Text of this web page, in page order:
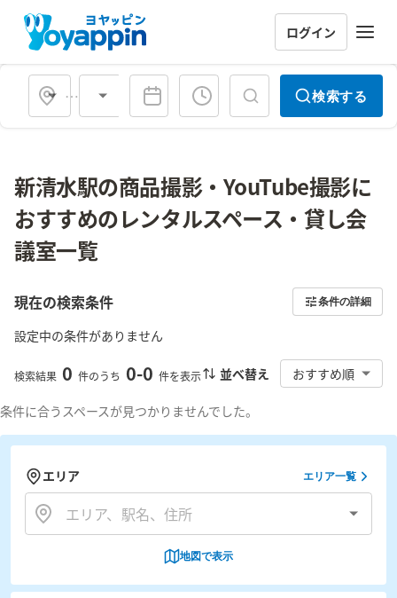
ログイン
会場タイプ 検索する
新清水駅の商品撮影・YouTube撮影に
おすすめのレンタルスペース・貸し会
議室一覧
現在の検索条件 条件の詳細
設定中の条件がありません
検索結果 0 件のうち 0-0 件を表示 並べ替え おすすめ順
条件に合うスペースが見つかりませんでした。
エリア エリア一覧
地図で表示